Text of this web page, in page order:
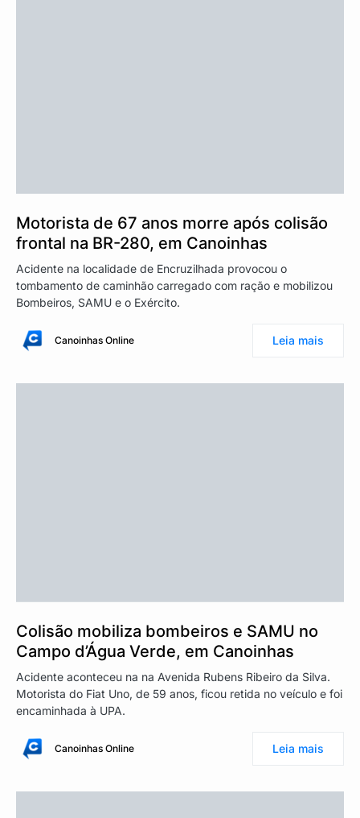
Motorista de 67 anos morre após colisão
frontal na BR-280, em Canoinhas
Acidente na localidade de Encruzilhada provocou o
tombamento de caminhão carregado com ração e mobilizou
Bombeiros, SAMU e o Exército.
Canoinhas Online Leia mais
Colisão mobiliza bombeiros e SAMU no
Campo d’Água Verde, em Canoinhas
Acidente aconteceu na na Avenida Rubens Ribeiro da Silva.
Motorista do Fiat Uno, de 59 anos, ficou retida no veículo e foi
encaminhada à UPA.
Canoinhas Online Leia mais